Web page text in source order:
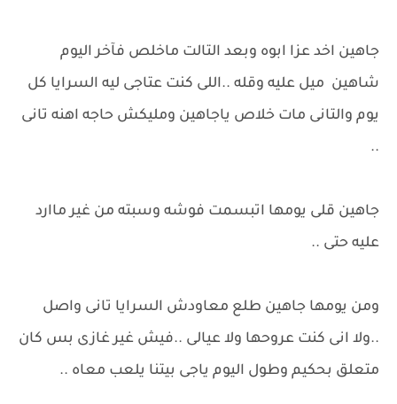
جاهين اخد عزا ابوه وبعد التالت ماخلص فآخر اليوم
شاهين ميل عليه وقله ..اللى كنت عتاجى ليه السرايا كل
يوم والتانى مات خلاص ياجاهين ومليكش حاجه اهنه تانى
..
جاهين قلى يومها اتبسمت فوشه وسبته من غير ماارد
عليه حتى ..
ومن يومها جاهين طلع معاودش السرايا تانى واصل
..ولا انى كنت عروحها ولا عيالى ..فيش غير غازى بس كان
متعلق بحكيم وطول اليوم ياجى بيتنا يلعب معاه ..